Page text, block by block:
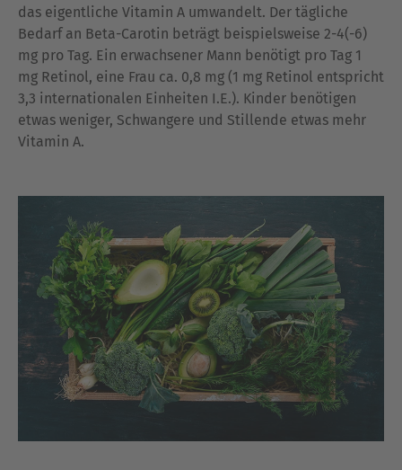
das eigentliche Vitamin A umwandelt. Der tägliche
Bedarf an Beta-Carotin beträgt beispielsweise 2-4(-6)
mg pro Tag. Ein erwachsener Mann benötigt pro Tag 1
mg Retinol, eine Frau ca. 0,8 mg (1 mg Retinol entspricht
3,3 internationalen Einheiten I.E.). Kinder benötigen
etwas weniger, Schwangere und Stillende etwas mehr
Vitamin A.